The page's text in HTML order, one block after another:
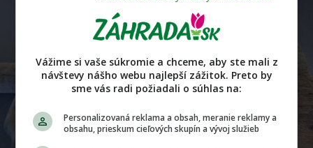
Vážime si vaše súkromie a chceme, aby ste mali z
návštevy nášho webu najlepší zážitok. Preto by
sme vás radi požiadali o súhlas na:
Personalizovaná reklama a obsah, meranie reklamy a
obsahu, prieskum cieľových skupín a vývoj služieb